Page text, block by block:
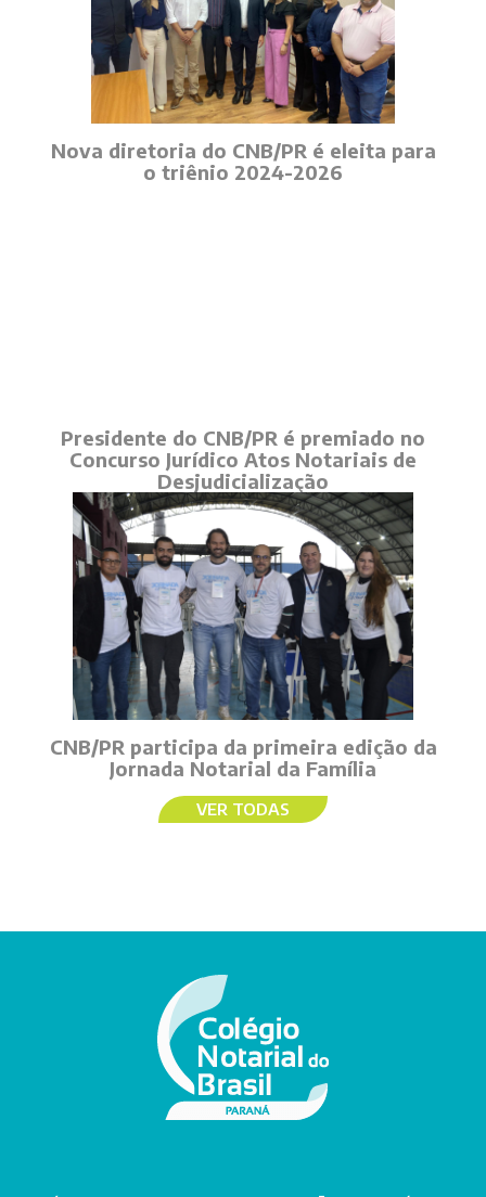
Nova diretoria do CNB/PR é eleita para
o triênio 2024-2026
Presidente do CNB/PR é premiado no
Concurso Jurídico Atos Notariais de
Desjudicialização
CNB/PR participa da primeira edição da
Jornada Notarial da Família
VER TODAS